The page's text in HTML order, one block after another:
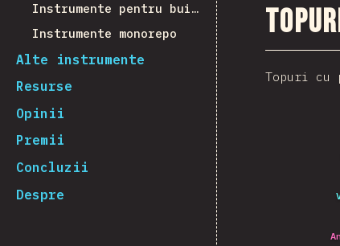
Instrumente pentru build
Instrumente monorepo
Alte instrumente
Resurse
Opinii
Premii
Concluzii
Despre
Topuri